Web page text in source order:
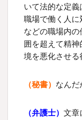
いて法的な定
職場で働く人
などの職場内
囲を超えて精
境を悪化させる
（秘書） なんだ
（弁護士） 文章